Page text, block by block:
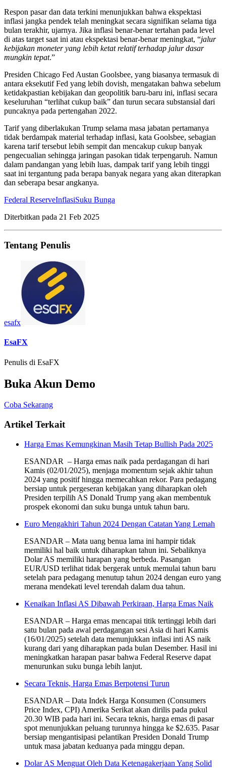
Respon pasar dan data terkini menunjukkan bahwa ekspektasi
inflasi jangka pendek telah meningkat secara signifikan selama tiga
bulan terakhir, ujarnya. Jika inflasi benar-benar tertahan pada level
di atas target saat ini atau ekspektasi benar-benar meningkat, “jalur
kebijakan moneter yang lebih ketat relatif terhadap jalur dasar
mungkin tepat.”
Presiden Chicago Fed Austan Goolsbee, yang biasanya termasuk di
antara eksekutif Fed yang lebih dovish, mengatakan bahwa sebelum
ketidakpastian kebijakan dan geopolitik baru-baru ini, inflasi secara
keseluruhan “terlihat cukup baik” dan turun secara substansial dari
puncaknya pada pertengahan 2022.
Tarif yang diberlakukan Trump selama masa jabatan pertamanya
tidak berdampak material terhadap inflasi, kata Goolsbee, sebagian
karena tarif tersebut lebih sempit dan mencakup cukup banyak
pengecualian sehingga jaringan pasokan tidak terpengaruh. Namun
dalam pandangan yang lebih luas, dampak tarif yang lebih tinggi
saat ini tergantung pada berapa banyak negara yang akan diterapkan
dan seberapa besar angkanya.
Federal ReserveInflasiSuku Bunga
Diterbitkan pada 21 Feb 2025
Tentang Penulis
esafx
EsaFX
Penulis di EsaFX
Buka Akun Demo
Coba Sekarang
Artikel Terkait
Harga Emas Kemungkinan Masih Tetap Bullish Pada 2025
ESANDAR – Harga emas naik pada perdagangan di hari
Kamis (02/01/2025), menjaga momentum sejak akhir tahun
2024 yang positif hingga memecahkan rekor. Para pedagang
bersiap untuk pergeseran kebijakan yang diharapkan oleh
Presiden terpilih AS Donald Trump yang akan membentuk
prospek ekonomi dan suku bunga untuk tahun baru.
Euro Mengakhiri Tahun 2024 Dengan Catatan Yang Lemah
ESANDAR – Mata uang benua lama ini hampir tidak
memiliki hal baik untuk diharapkan tahun ini. Sebaliknya
Dolar AS memiliki harapan yang berbeda. Pasangan
EUR/USD terlihat tidak bergerak untuk memulai tahun baru
setelah para pedagang menutup tahun 2024 dengan euro yang
merana mendekati level terendah dalam dua tahun.
Kenaikan Inflasi AS Dibawah Perkiraan, Harga Emas Naik
ESANDAR – Harga emas mencapai titik tertinggi lebih dari
satu bulan pada awal perdagangan sesi Asia di hari Kamis
(16/01/2025) setelah data menunjukkan inflasi inti AS naik
kurang dari yang diharapkan pada bulan Desember. Hasil ini
meningkatkan harapan pasar bahwa Federal Reserve dapat
menurunkan suku bunga lebih lanjut.
Secara Teknis, Harga Emas Berpotensi Turun
ESANDAR – Data Indek Harga Konsumen (Consumers
Price Index, CPI) Amerika Serikat akan dirilis pada pukul
20.30 WIB pada hari ini. Secara teknis, harga emas di pasar
spot menunjukkan peluang turunnya hingga ke $2.635. Pasar
bersiap mengantisipasi pelantikan Presiden Donald Trump
untuk masa jabatan keduanya pada minggu depan.
Dolar AS Menguat Oleh Data Ketenagakerjaan Yang Solid